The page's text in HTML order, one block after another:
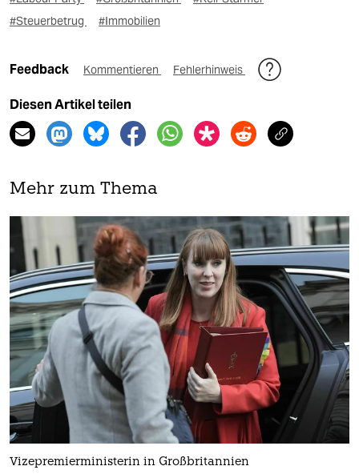
#Steuerbetrug
#Immobilien
Feedback Kommentieren Fehlerhinweis
Diesen Artikel teilen
Mehr zum Thema
Vizepremierministerin in Großbritannien